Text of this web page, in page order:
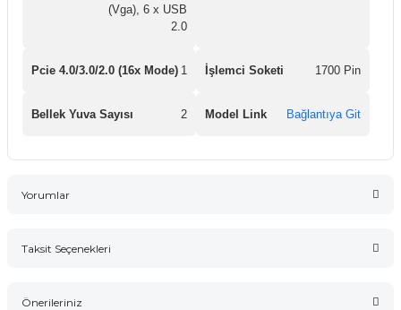
(Vga), 6 x USB
2.0
Pcie 4.0/3.0/2.0 (16x Mode) 1 İşlemci Soketi 1700 Pin
Bellek Yuva Sayısı 2 Model Link Bağlantıya Git
Yorumlar
Taksit Seçenekleri
Önerileriniz